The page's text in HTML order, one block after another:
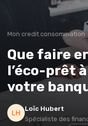
Mon credit consommation
Que faire
l’éco-prêt
votre
Loïc Hubert
Spécialiste des